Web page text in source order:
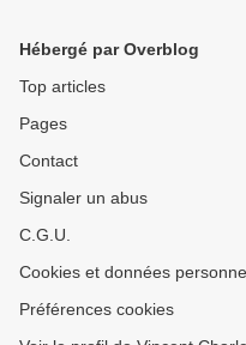
Hébergé par Overblog
Top articles
Pages
Contact
Signaler un abus
C.G.U.
Cookies et données
Préférences cookies